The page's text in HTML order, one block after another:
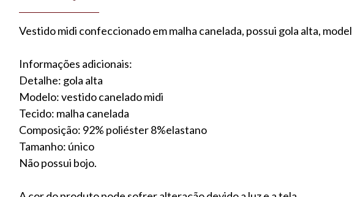
Vestido midi confeccionado em malha canelada, possui gola alta,
Informações adicionais:
Detalhe: gola alta
Modelo: vestido canelado midi
Tecido: malha canelada
Composição: 92% poliéster 8%elastano
Tamanho: único
Não possui bojo.